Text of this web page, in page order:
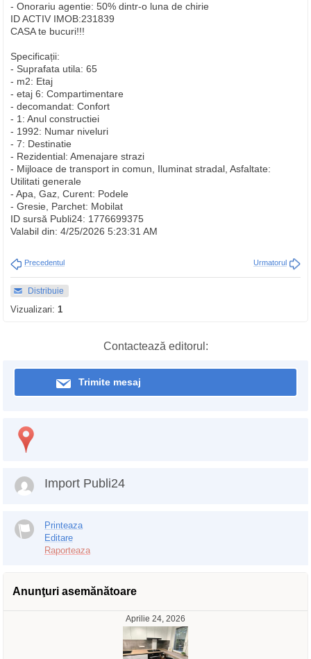
- Onorariu agentie: 50% dintr-o luna de chirie
ID ACTIV IMOB:231839
CASA te bucuri!!!
Specificații:
- Suprafata utila: 65
- m2: Etaj
- etaj 6: Compartimentare
- decomandat: Confort
- 1: Anul constructiei
- 1992: Numar niveluri
- 7: Destinatie
- Rezidential: Amenajare strazi
- Mijloace de transport in comun, Iluminat stradal, Asfaltate:
Utilitati generale
- Apa, Gaz, Curent: Podele
- Gresie, Parchet: Mobilat
ID sursă Publi24: 1776699375
Valabil din: 4/25/2026 5:23:31 AM
Precedentul Urmatorul
Distribuie
Vizualizari: 1
Contactează editorul:
Trimite mesaj
Import Publi24
Printeaza
Editare
Raporteaza
Anunţuri asemănătoare
Aprilie 24, 2026